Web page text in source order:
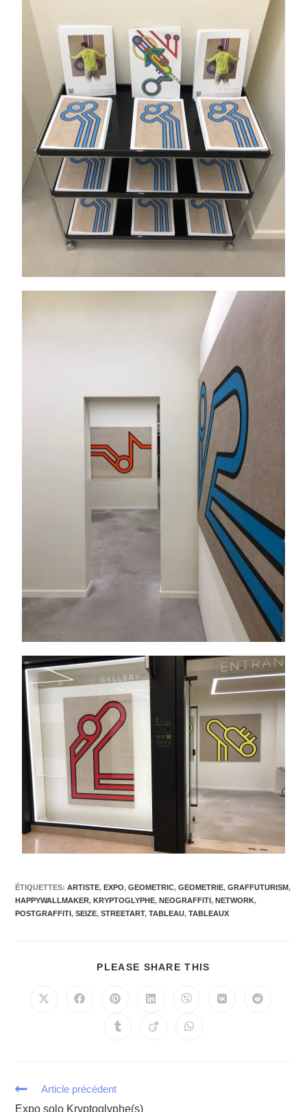
ÉTIQUETTES:ARTISTE, EXPO, GEOMETRIC, GEOMETRIE, GRAFFUTURISM,
HAPPYWALLMAKER, KRYPTOGLYPHE, NEOGRAFFITI, NETWORK,
POSTGRAFFITI, SEIZE, STREETART, TABLEAU, TABLEAUX
PLEASE SHARE THIS
Article précédent
Expo solo Kryptoglyphe(s)